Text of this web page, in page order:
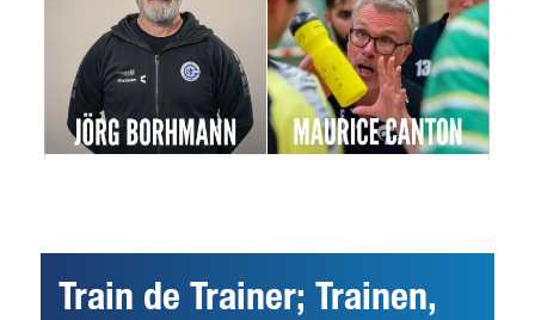
Train de Trainer; Trainen,